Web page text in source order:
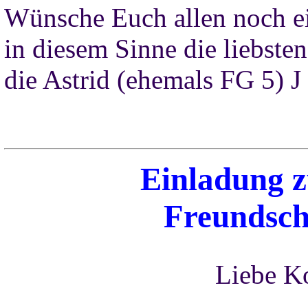
Wünsche Euch allen noch
in diesem Sinne die
die Astrid (ehemals FG 5) J
Einladung
Liebe